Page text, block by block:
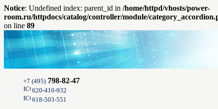
Notice: Undefined index: parent_id in /home/httpd/vhosts/power-
room.ru/httpdocs/catalog/controller/module/
on line 89
+7 (495) 798-82-47
620-410-932
618-503-551